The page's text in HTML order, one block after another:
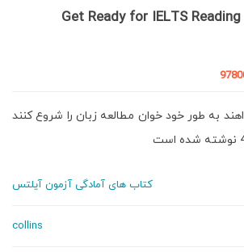
Get Ready for IELTS
به طور خود خوان مطالعه زبان را شروع کنند
کتاب های آمادگی آزمون آیلتس
collins